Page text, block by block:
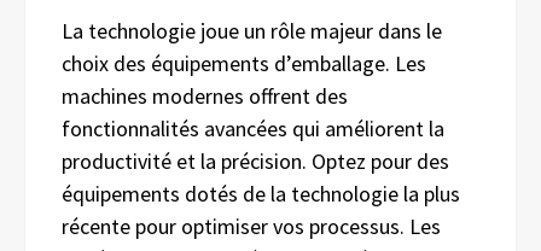
La technologie joue un rôle majeur dans le
choix des équipements d’emballage. Les
machines modernes offrent des
fonctionnalités avancées qui améliorent la
productivité et la précision. Optez pour des
équipements dotés de la technologie la plus
récente pour optimiser vos processus. Les